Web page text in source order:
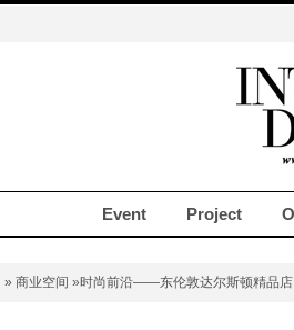
Event Project
» 商业空间 »时尚前沿——东伦敦达尔斯顿精品店